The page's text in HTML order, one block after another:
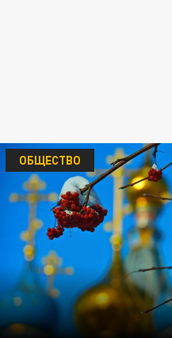
ОБЩЕСТВО